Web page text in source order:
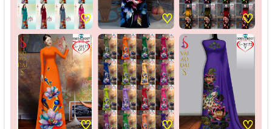
♡ ♡ ♡
♡ ♡ ♡